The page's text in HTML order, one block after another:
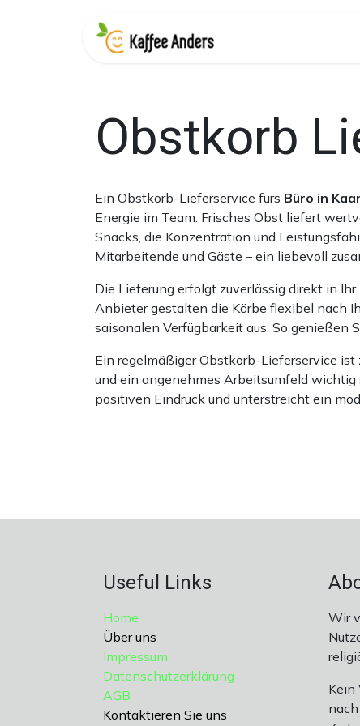
Obstkorb
Ein Obstkorb-Lieferservice fürs Büro in
Energie im Team. Frisches Obst liefert
Snacks, die Konzentration und
Mitarbeitende und Gäste – ein liebevoll
Die Lieferung erfolgt zuverlässig direkt in
Anbieter gestalten die Körbe flexibel nach
saisonalen Verfügbarkeit aus. So genießen
Ein regelmäßiger Obstkorb-Lieferservice
und ein angenehmes Arbeitsumfeld
positiven Eindruck und unterstreicht ein
Wir
Kein
Useful Links
Home
Über uns
Impressum
Datenschutzerklärung
AGB
Kontaktieren Sie uns